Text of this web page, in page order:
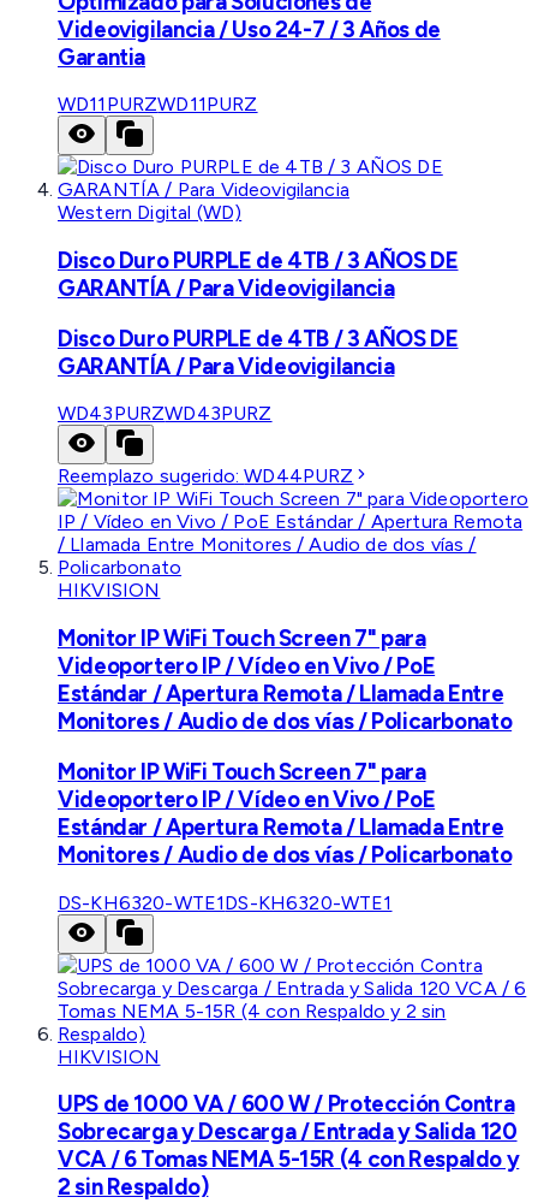
Videovigilancia / Uso 24-7 / 3 Años de
Garantia
WD11PURZWD11PURZ
Western Digital (WD)
Disco Duro PURPLE de 4TB / 3 AÑOS DE
GARANTÍA / Para Videovigilancia
Disco Duro PURPLE de 4TB / 3 AÑOS DE
GARANTÍA / Para Videovigilancia
WD43PURZWD43PURZ
Reemplazo sugerido:WD44PURZ
HIKVISION
Monitor IP WiFi Touch Screen 7" para
Videoportero IP / Vídeo en Vivo / PoE
Estándar / Apertura Remota / Llamada Entre
Monitores / Audio de dos vías / Policarbonato
Monitor IP WiFi Touch Screen 7" para
Videoportero IP / Vídeo en Vivo / PoE
Estándar / Apertura Remota / Llamada Entre
Monitores / Audio de dos vías / Policarbonato
DS-KH6320-WTE1DS-KH6320-WTE1
HIKVISION
UPS de 1000 VA / 600 W / Protección Contra
Sobrecarga y Descarga / Entrada y Salida 120
VCA / 6 Tomas NEMA 5-15R (4 con Respaldo y
2 sin Respaldo)